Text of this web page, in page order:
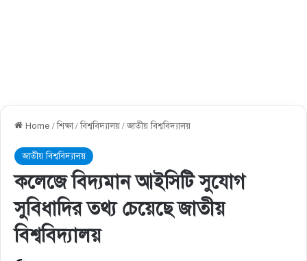
Home /শিক্ষা/বিশ্ববিদ্যালয়/জাতীয় বিশ্ববিদ্যালয়
জাতীয় বিশ্ববিদ্যালয়
কলেজে বিদ্যমান আইসিটি সুযােগ
সুবিধাদির তথ্য চেয়েছে জাতীয়
বিশ্ববিদ্যালয়